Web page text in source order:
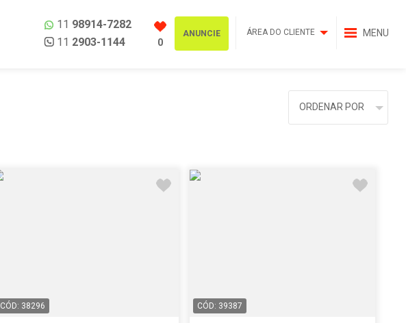
MENU
ÁREA DO CLIENTE
ANUNCIE
0
11 98914-7282
11 2903-1144
ORDENAR POR
CÓD: 38296 CÓD: 39387